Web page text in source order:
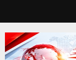
content